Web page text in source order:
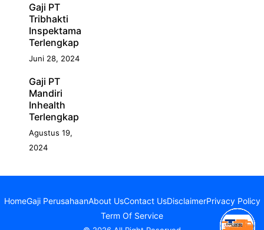
Gaji PT
Tribhakti
Inspektama
Terlengkap
Juni 28, 2024
Gaji PT
Mandiri
Inhealth
Terlengkap
Agustus 19,
2024
HomeGaji PerusahaanAbout UsContact UsDisclaimerPrivacy Policy
Term Of Service